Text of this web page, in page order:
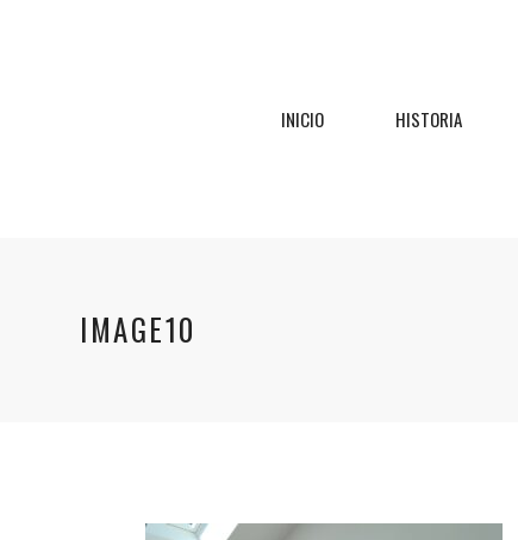
INICIO HISTORIA
IMAGE10